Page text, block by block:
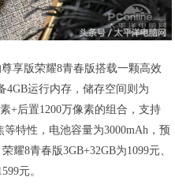
享版荣耀8青春版搭载一颗高效
4GB运行内存，储存空间则为
+后置1200万像素的组合，支持
特性，电池容量为3000mAh，预
耀8青春版3GB+32GB为1099元、
元。